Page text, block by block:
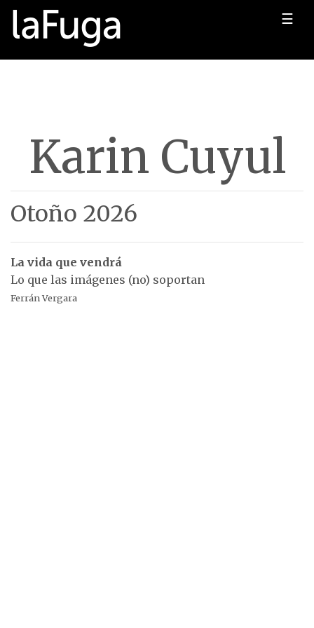
☰
Karin Cuyul
Otoño 2026
La vida que vendrá
Lo que las imágenes (no) soportan
Ferrán Vergara